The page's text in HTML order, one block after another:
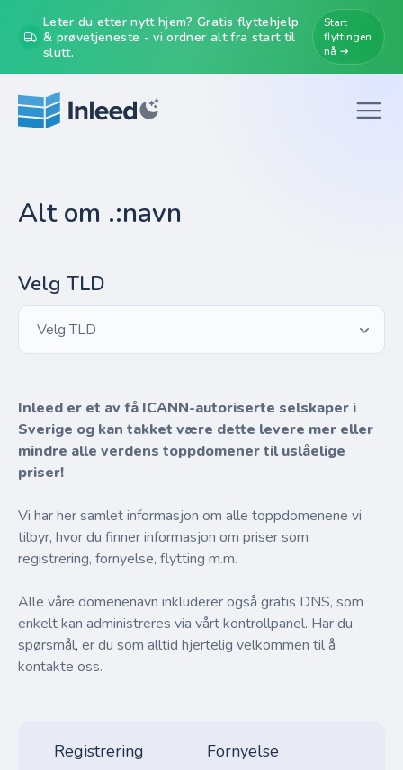
Leter du etter nytt hjem? Gratis flyttehjelp
& prøvetjeneste - vi ordner alt fra start til
slutt.
Start
flyttingen
nå →
Alt om .:navn
Velg TLD
Velg TLD
Inleed er et av få ICANN-autoriserte selskaper i
Sverige og kan takket være dette levere mer eller
mindre alle verdens toppdomener til uslåelige
priser!
Vi har her samlet informasjon om alle toppdomenene vi
tilbyr, hvor du finner informasjon om priser som
registrering, fornyelse, flytting m.m.
Alle våre domenenavn inkluderer også gratis DNS, som
enkelt kan administreres via vårt kontrollpanel. Har du
spørsmål, er du som alltid hjertelig velkommen til å
kontakte oss.
Registrering Fornyelse